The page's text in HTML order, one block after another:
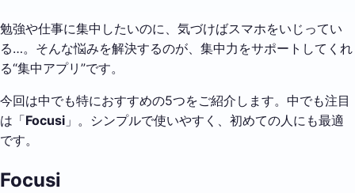
勉強や仕事に集中したいのに、気づけばスマホをいじってい
る…。そんな悩みを解決するのが、集中力をサポートしてくれ
る“集中アプリ”です。
今回は中でも特におすすめの5つをご紹介します。中でも注目
は「Focusi 」。シンプルで使いやすく、初めての人にも最適
です。
Focusi